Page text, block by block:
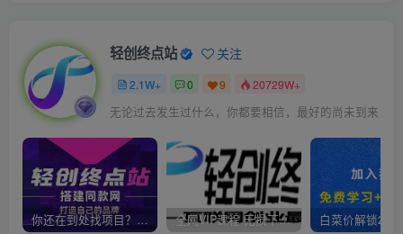
轻创终点站 关注
2.1W+ 0 9 20729W+
无论过去发生过什么，你都要相信，最好的尚未到来
你还在到处找项目？还在当韭菜？我靠卖项目一个月收入5万+，曾经我也是个失败者。 全网VIP课程 无损下载~